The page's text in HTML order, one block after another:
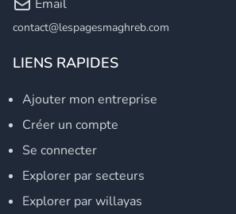
Email
contact@lespagesmaghreb.com
LIENS RAPIDES
Ajouter mon entreprise
Créer un compte
Se connecter
Explorer par secteurs
Explorer par willayas